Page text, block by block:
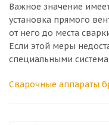
Важное значение
установка прямого
от него до места
Если этой меры
специальными
Сварочные аппараты